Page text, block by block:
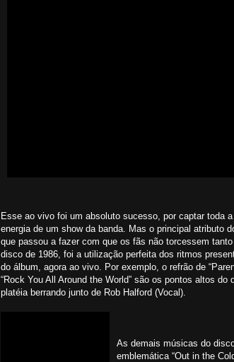
Esse ao vivo foi um absoluto sucesso, por captar toda
energia de um show da banda. Mas o principal atributo
que passou a fazer com que os fãs não torcessem
disco de 1986, foi a utilização perfeita dos ritmos
do álbum, agora ao vivo. Por exemplo, o refrão de
“Rock You All Around the World” são os pontos altos do
platéia berrando junto de Rob Halford (Vocal).
As demais músicas do
emblemática “Out in the